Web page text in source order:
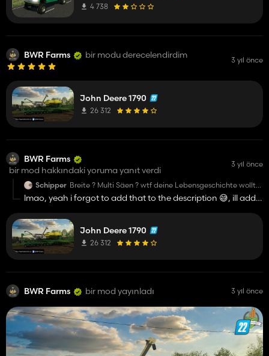
4 738
BWR Farms bir modu derecelendirdim 3 yıl önce
John Deere 1790
26 312
BWR Farms
bir mod hakkındaki yoruma yanıt verdi
3 yıl önce
Schipper Breite ? Multi Säen ? wtf deine Lebensgeschichte wollte
bestimmt keiner Wissen mein Gott, schön das du es so
toll hin bekommen hast aber wo bleiben die DATEN !!!!!
lmao, yeah i forgot to add that to the description 😅, ill add it
John Deere 1790
26 312
BWR Farms bir mod yayınladı 3 yıl önce